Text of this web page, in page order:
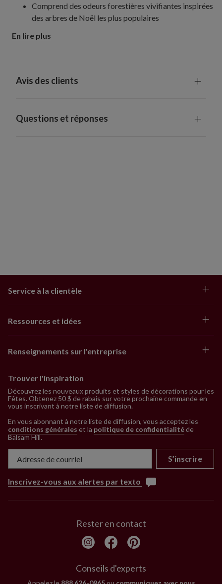
Comprend des odeurs forestières vivifiantes inspirées
des arbres de Noël les plus populaires
En lire plus
Avis des clients
Questions et réponses
Service à la clientèle
Ressources et idées
Renseignements sur l'entreprise
Trouver l'inspiration
Découvrez les nouveaux produits et styles de décorations pour les
Fêtes. Obtenez 50 $ de rabais sur votre prochaine commande en
vous inscrivant à notre liste de diffusion.
En vous abonnant à notre liste de diffusion, vous acceptez les
conditions générales et la politique de confidentialitéde
Balsam Hill.
S’inscrire
Inscrivez-vous aux alertes par texto
Rester en contact
Conseils d'experts